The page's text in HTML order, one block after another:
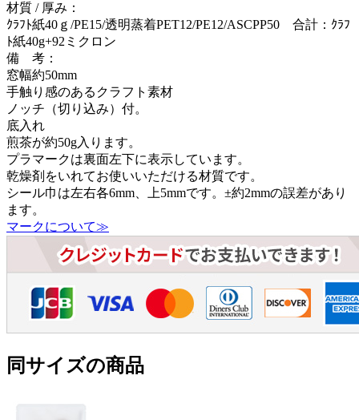
材質 / 厚み：
ｸﾗﾌﾄ紙40ｇ/PE15/透明蒸着PET12/PE12/ASCPP50 合計：ｸﾗﾌ
ﾄ紙40g+92ミクロン
備 考：
窓幅約50mm
手触り感のあるクラフト素材
ノッチ（切り込み）付。
底入れ
煎茶が約50g入ります。
プラマークは裏面左下に表示しています。
乾燥剤をいれてお使いいただける材質です。
シール巾は左右各6mm、上5mmです。±約2mmの誤差があり
ます。
マークについて≫
同サイズの商品